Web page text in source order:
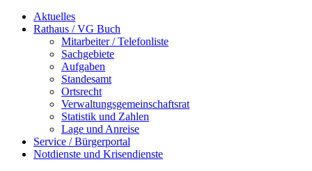
Aktuelles
Rathaus / VG Buch
Mitarbeiter / Telefonliste
Sachgebiete
Aufgaben
Standesamt
Ortsrecht
Verwaltungsgemeinschaftsrat
Statistik und Zahlen
Lage und Anreise
Service / Bürgerportal
Notdienste und Krisendienste